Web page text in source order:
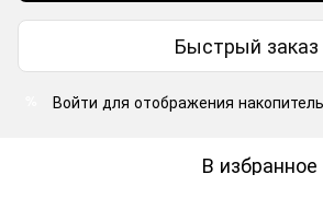
Быстрый заказ
Войти для отображения
В избранное